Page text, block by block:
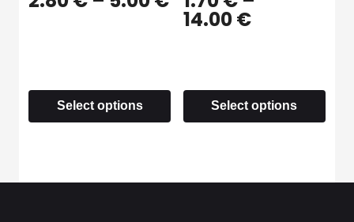
Select options
14.00€
Select options